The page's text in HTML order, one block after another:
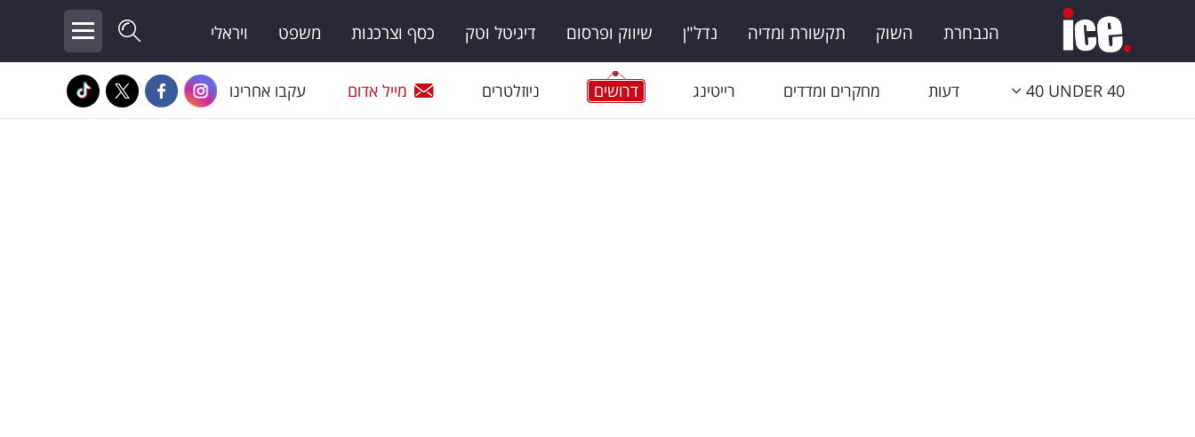
הנבחרת השוק תקשורת ומדיה נדל"ן שיווק ופרסום דיגיטל וטק כסף וצרכנות משפט ויראלי
40 UNDER 40 דעות מחקרים ומדדים רייטינג דרושים ניוזלטרים מייל אדום עקבו אחרינו